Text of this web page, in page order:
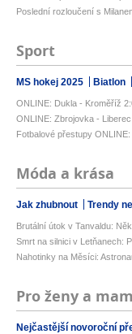
Poslední rozloučení s
Sport
MS hokej 2025 Biatlon
ONLINE: Dukla - Kroměříž
ONLINE: Zbrojovka -
Fotbalové přestupy
Móda a krása
Jak zhubnout Trendy
Brutální útok v Tanvaldu:
Smrt na silnici v Letňanech:
Nahotinky na Měsíci:
Pro ženy a
Nejčastější novoroční